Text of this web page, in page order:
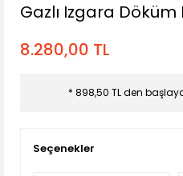
Gazlı Izgara
8.280,00 TL
* 898,50 TL den
Seçenekler